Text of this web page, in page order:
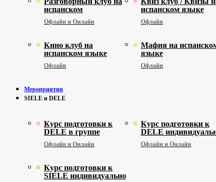
испанском
Офлайн и Онлайн
испанском языке
Офлайн
Кино клуб на
испанском языке
Офлайн
Мафия на
языке
Офлайн
Мероприятия
SIELE и DELE
Курс подготовки к
DELE в группе
Офлайн и Онлайн
Курс подготовки к
DELE
Офлайн и Онлайн
Курс подготовки к
SIELE индивидуально